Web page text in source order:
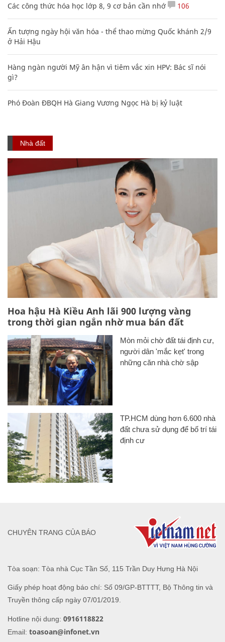
Các công thức hóa học lớp 8, 9 cơ bản cần nhớ 106
Ấn tượng ngày hội văn hóa - thể thao mừng Quốc khánh 2/9
ở Hải Hậu
Hàng ngàn người Mỹ ân hận vì tiêm vắc xin HPV: Bác sĩ nói
gì?
Phó Đoàn ĐBQH Hà Giang Vương Ngọc Hà bị kỷ luật
Nhà đất
Hoa hậu Hà Kiều Anh lãi 900 lượng vàng
trong thời gian ngắn nhờ mua bán đất
Mòn mỏi chờ đất tái định cư,
người dân 'mắc kẹt' trong
những căn nhà chờ sập
TP.HCM dùng hơn 6.600 nhà
đất chưa sử dụng để bố trí tái
định cư
Tòa soạn: Tòa nhà Cục Tần Số, 115 Trần Duy Hưng Hà Nội
Giấy phép hoạt động báo chí: Số 09/GP-BTTTT, Bộ Thông tin và
Truyền thông cấp ngày 07/01/2019.
Hotline nội dung: 0916118822
Email: toasoan@infonet.vn
CHUYÊN TRANG CỦA BÁO